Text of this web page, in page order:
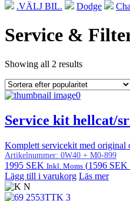
.VÄLJ BIL.
Dodge
Service &
Showing all 2 results
Service kit hellcat/
Komplett servicekit med
Artikelnummer: 0W40 + M0-899
1995 SEK Inkl. Moms (1596 SEK
Lägg till i varukorg Läs mer